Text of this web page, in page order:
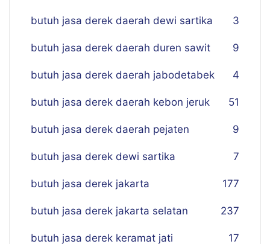
butuh jasa derek daerah dewi sartika 3
butuh jasa derek daerah duren sawit 9
butuh jasa derek daerah jabodetabek 4
butuh jasa derek daerah kebon jeruk 51
butuh jasa derek daerah pejaten 9
butuh jasa derek dewi sartika 7
butuh jasa derek jakarta 177
butuh jasa derek jakarta selatan 237
butuh jasa derek keramat jati 17